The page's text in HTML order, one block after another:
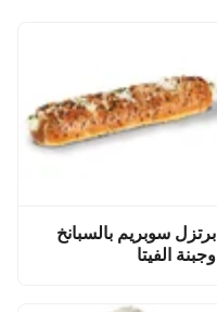
برتزل سوبريم بالسبانخ
وجبنة الفيتا